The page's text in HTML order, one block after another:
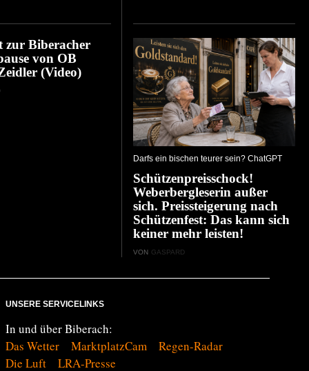
zur Biberacher
von OB
(Video)
Darfs ein bischen teurer sein? ChatGPT
Schützenpreisschock!
Weberbergleserin außer
sich. Preissteigerung nach
Schützenfest: Das kann sich
keiner mehr leisten!
VON GASPARD
UNSERE SERVICELINKS
In und über Biberach:
Das Wetter
MarktplatzCam
Regen-Radar
Die Luft
LRA-Presse